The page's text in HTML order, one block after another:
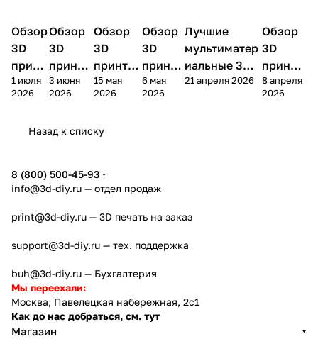
3D
принтеры
Обзор
3D
принт
ера
Bamb
1 июля
2026
3D
принтеры
Обзор
3D
принте
ра
Anycubi
4
3 июня
2026
3D
принтеры
Обзор
3D
принтер
а
FlashFo
Creator
15 мая
2026
3D
принтеры
Обзор
3D
принте
ра
Bambu
6 мая
2026
3D принтеры
Лучшие
мультиматер
иальные 3D
принтеры на
21 апреля 2026
3D
Обзор
3D
принте
ра
FlashF
8 апреля
2026
Назад к списку
8 (800) 500-45-93
info@3d-diy.ru — отдел продаж
print@3d-diy.ru — 3D печать на заказ
support@3d-diy.ru — тех. поддержка
buh@3d-diy.ru — Бухгалтерия
Мы переехали:
Москва, Павелецкая набережная, 2с1
Как до нас добраться, см. тут
Магазин